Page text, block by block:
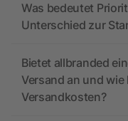
Was bedeutet
Unterschied zur
Bietet allbranded
Versand an und
Versandkosten?